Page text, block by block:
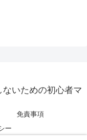
いための初心者マ
免責事項
ー